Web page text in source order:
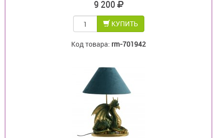
9 200
КУПИТЬ
Код товара: rm-701942